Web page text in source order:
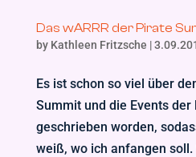
Das wARRR der Pirate
by Kathleen Fritzsche |
Es ist schon so viel über
Summit und die Events
geschrieben worden,
weiß, wo ich anfangen